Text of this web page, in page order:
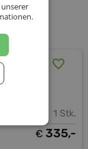
700g
1 Stk.
€ 335,-